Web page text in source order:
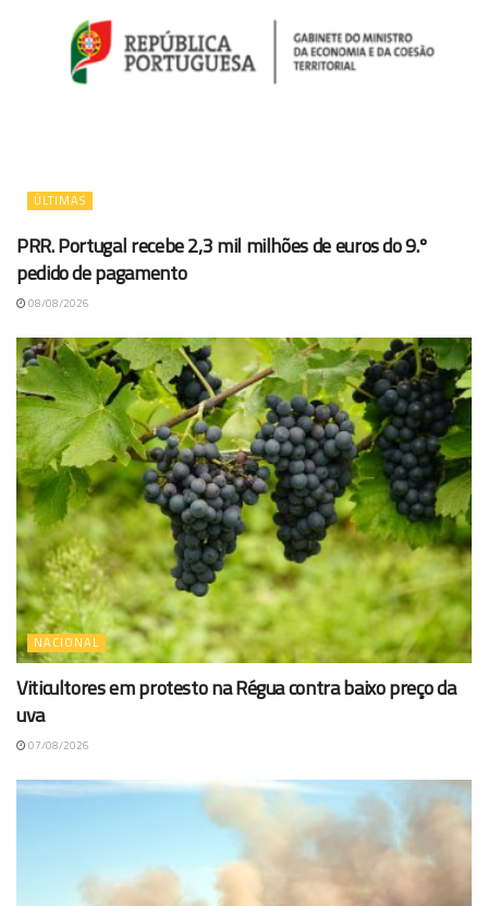
ÚLTIMAS
PRR. Portugal recebe 2,3 mil milhões de euros do 9.º
pedido de pagamento
08/08/2026
NACIONAL
Viticultores em protesto na Régua contra baixo preço da
uva
07/08/2026